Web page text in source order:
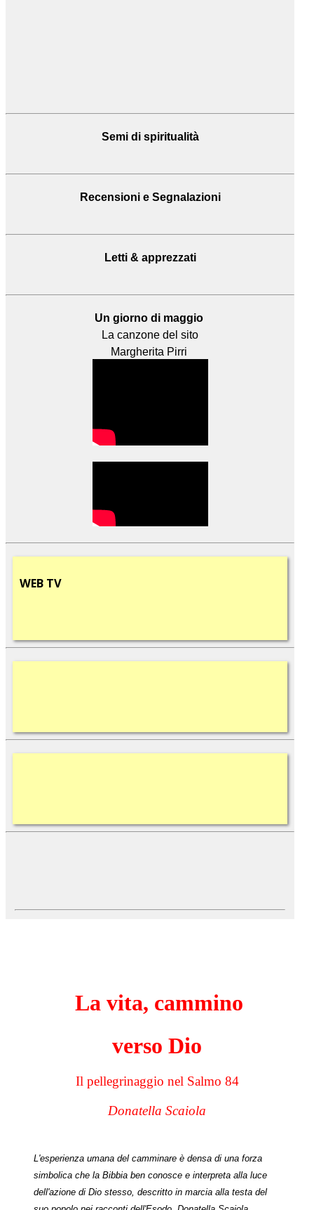
Semi di spiritualità
Recensioni e Segnalazioni
Letti & apprezzati
Un giorno di maggio
La canzone del sito
Margherita Pirri
WEB TV
La vita, cammino
verso Dio
Il pellegrinaggio nel Salmo 84
Donatella Scaiola
L'esperienza umana del camminare è densa di una forza
simbolica che la Bibbia ben conosce e interpreta alla luce
dell'azione di Dio stesso, descritto in marcia alla testa del